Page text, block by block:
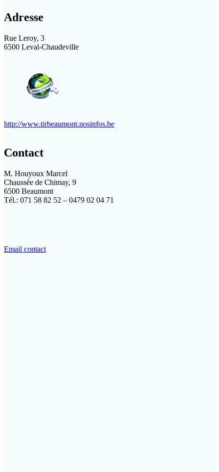
Adresse
Rue Leroy, 3
6500 Leval-Chaudeville
http://www.tirbeaumont.nosinfos.be
Contact
M. Houyoux Marcel
Chaussée de Chimay, 9
6500 Beaumont
Tél.: 071 58 82 52 – 0479 02 04 71
Email contact